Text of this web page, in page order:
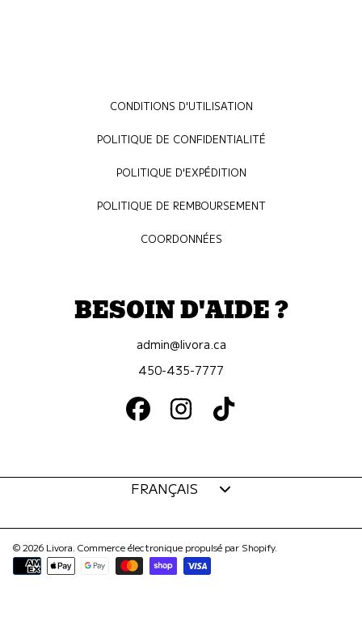
CONDITIONS D'UTILISATION
POLITIQUE DE CONFIDENTIALITÉ
POLITIQUE D'EXPÉDITION
POLITIQUE DE REMBOURSEMENT
COORDONNÉES
BESOIN D'AIDE ?
admin@livora.ca
450-435-7777
FACEBOOKINSTAGRAMTIKTOK
© 2026 Livora. Commerce électronique propulsé par Shopify.
Modes
de
FRANÇAIS